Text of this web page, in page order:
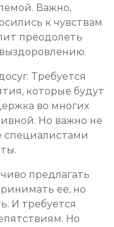
Важно,
к чувствам
преодолеть
Требуется
которые будут
во многих
Но важно не
специалистами
предлагать
ее, но
И требуется
Но